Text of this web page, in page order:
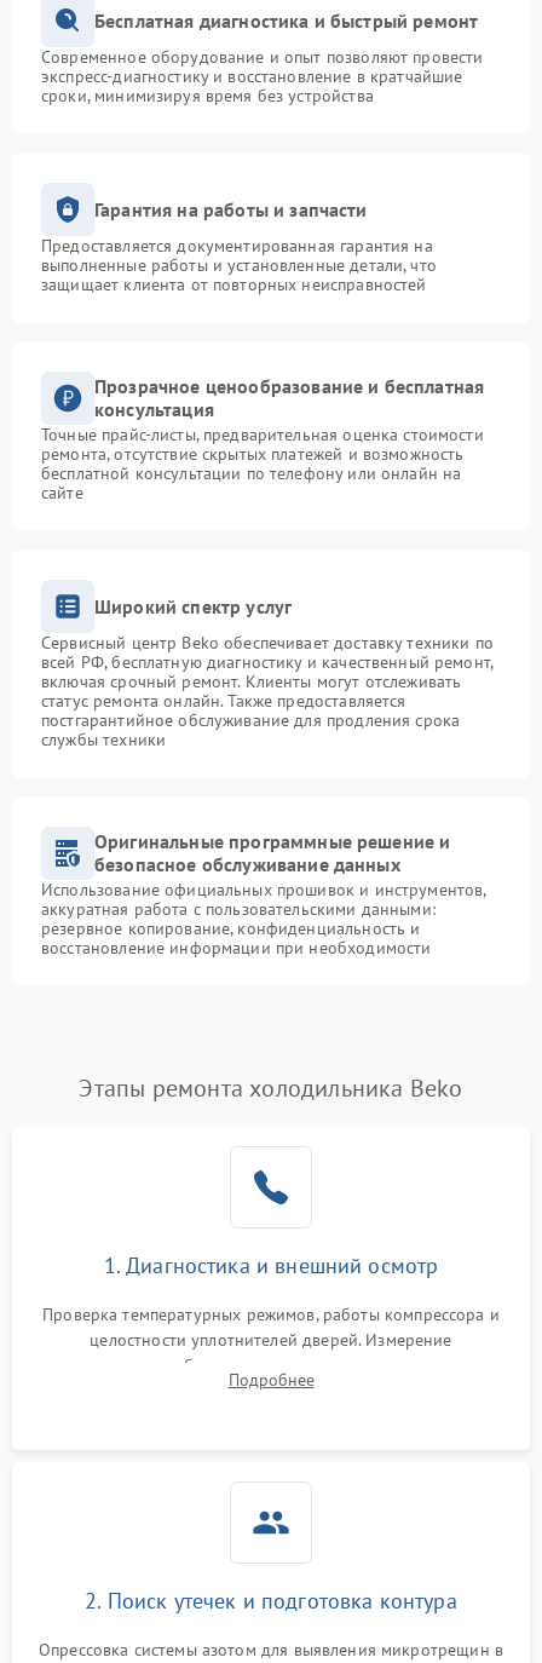
Бесплатная диагностика и быстрый ремонт
Современное оборудование и опыт позволяют провести
экспресс-диагностику и восстановление в кратчайшие
сроки, минимизируя время без устройства
Гарантия на работы и запчасти
Предоставляется документированная гарантия на
выполненные работы и установленные детали, что
защищает клиента от повторных неисправностей
Прозрачное ценообразование и бесплатная
консультация
Точные прайс-листы, предварительная оценка стоимости
ремонта, отсутствие скрытых платежей и возможность
бесплатной консультации по телефону или онлайн на
сайте
Широкий спектр услуг
Сервисный центр Beko обеспечивает доставку техники по
всей РФ, бесплатную диагностику и качественный ремонт,
включая срочный ремонт. Клиенты могут отслеживать
статус ремонта онлайн. Также предоставляется
постгарантийное обслуживание для продления срока
службы техники
Оригинальные программные решение и
безопасное обслуживание данных
Использование официальных прошивок и инструментов,
аккуратная работа с пользовательскими данными:
резервное копирование, конфиденциальность и
восстановление информации при необходимости
Этапы ремонта холодильника Beko
1. Диагностика и внешний осмотр
Проверка температурных режимов, работы компрессора и
целостности уплотнителей дверей. Измерение
сопротивления обмоток мотора, проверка термостата и
считывание кодов ошибок с электронного дисплея.
Подробнее
2. Поиск утечек и подготовка контура
Опрессовка системы азотом для выявления микротрещин в